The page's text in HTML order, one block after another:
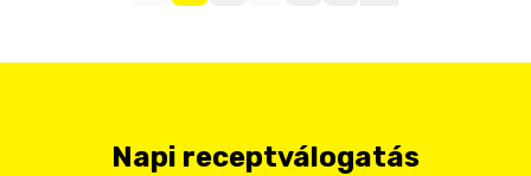
Napi receptválogatás